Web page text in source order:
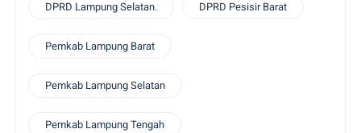
DPRD Lampung Selatan. DPRD Pesisir Barat
Pemkab Lampung Barat
Pemkab Lampung Selatan
Pemkab Lampung Tengah